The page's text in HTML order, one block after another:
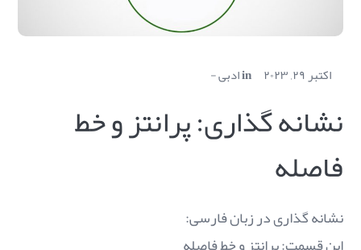
اکتبر ۲۹, ۲۰۲۳ inادبی
نشانه گذاری: پرانتز و خط
فاصله
نشانه گذاری در زبان فارسی: